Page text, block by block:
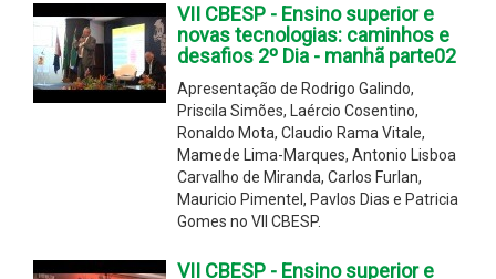
VII CBESP - Ensino superior e
novas tecnologias: caminhos e
desafios 2º Dia - manhã parte02
Apresentação de Rodrigo Galindo,
Priscila Simões, Laércio Cosentino,
Ronaldo Mota, Claudio Rama Vitale,
Mamede Lima-Marques, Antonio Lisboa
Carvalho de Miranda, Carlos Furlan,
Mauricio Pimentel, Pavlos Dias e Patricia
Gomes no VII CBESP.
VII CBESP - Ensino superior e